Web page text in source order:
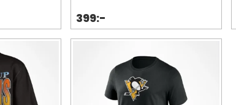
399:-